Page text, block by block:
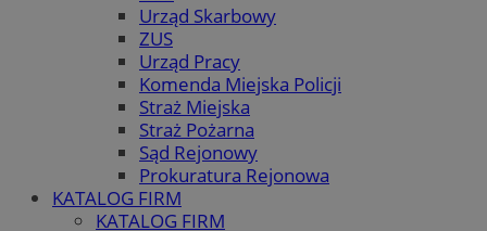
Urząd Skarbowy
ZUS
Urząd Pracy
Komenda Miejska Policji
Straż Miejska
Straż Pożarna
Sąd Rejonowy
Prokuratura Rejonowa
KATALOG FIRM
KATALOG FIRM